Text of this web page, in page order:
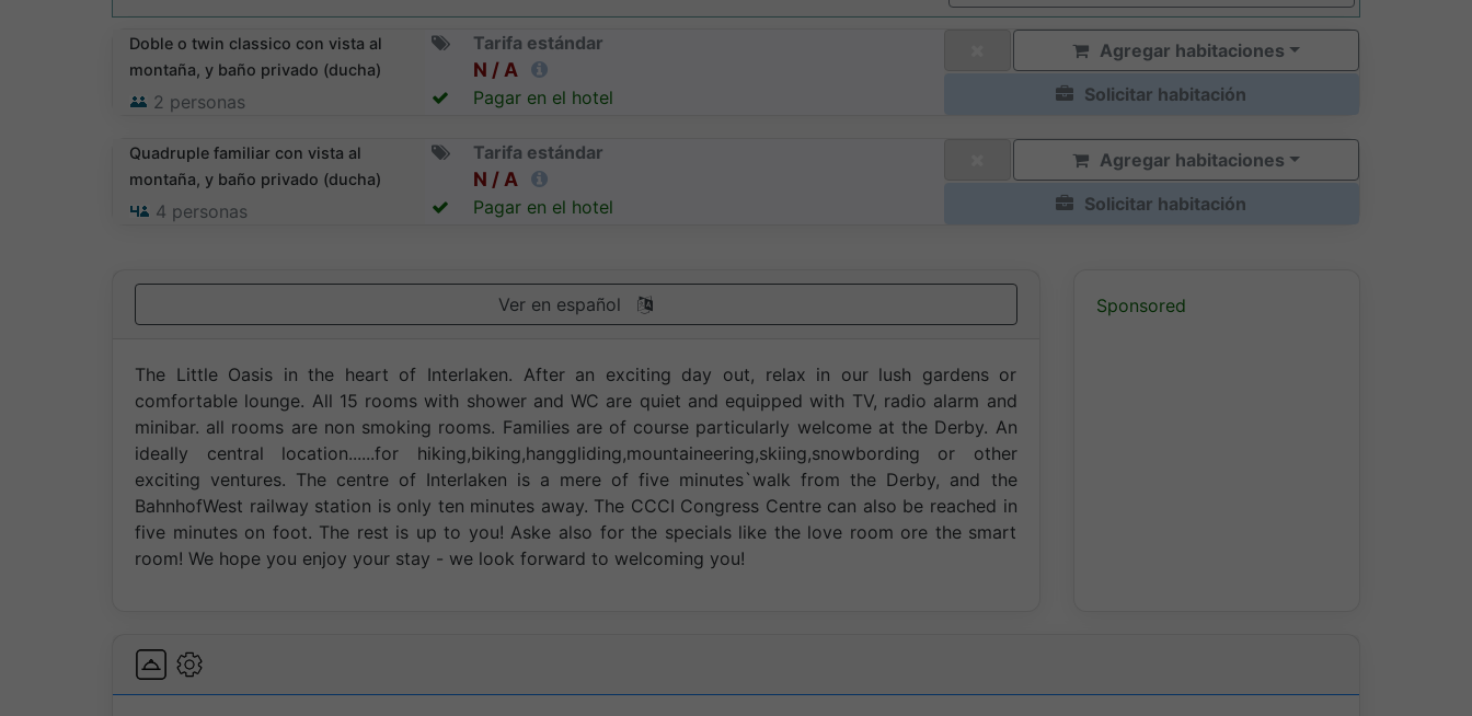
Doble o twin classico con vista al
montaña, y baño privado (ducha)
2 personas
Tarifa estándar
N / A
Pagar en el hotel
Agregar habitaciones
Solicitar habitación
Quadruple familiar con vista al
montaña, y baño privado (ducha)
4 personas
Tarifa estándar
N / A
Pagar en el hotel
Agregar habitaciones
Solicitar habitación
Ver en español
The Little Oasis in the heart of Interlaken. After an exciting day out, relax in our lush gardens or
comfortable lounge. All 15 rooms with shower and WC are quiet and equipped with TV, radio alarm and
minibar. all rooms are non smoking rooms. Families are of course particularly welcome at the Derby. An
ideally central location......for hiking,biking,hanggliding,mountaineering,skiing,snowbording or other
exciting ventures. The centre of Interlaken is a mere of five minutes`walk from the Derby, and the
BahnhofWest railway station is only ten minutes away. The CCCI Congress Centre can also be reached in
five minutes on foot. The rest is up to you! Aske also for the specials like the love room ore the smart
room! We hope you enjoy your stay - we look forward to welcoming you!
Sponsored